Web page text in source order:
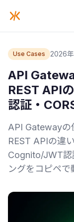
Use Cases 2026
API
REST API
認証・
API Gatewayの
REST APIの違
Cognito/JWT認
ングをコピペで